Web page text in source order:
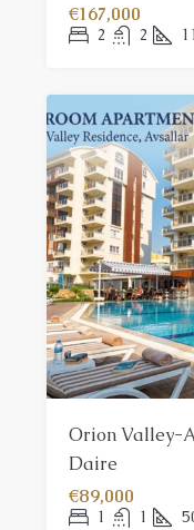
€167,000
2 2
Orion Valley-
Daire
€89,000
1 1